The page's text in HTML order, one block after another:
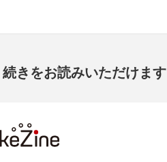
続きをお読みいただけます